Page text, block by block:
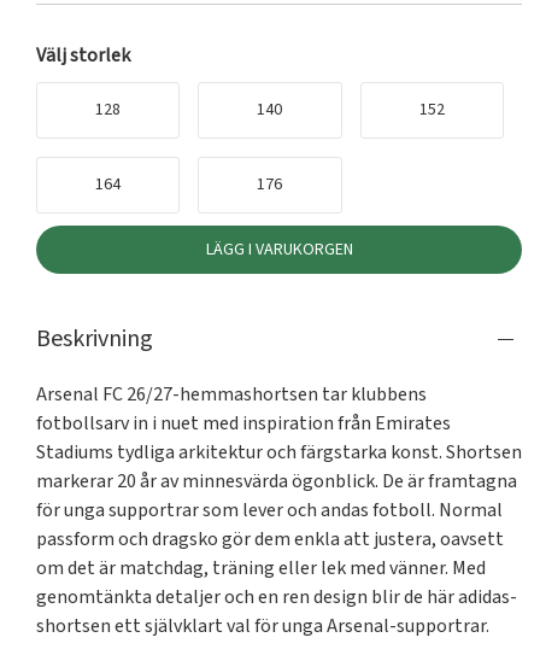
Välj storlek
128 140 152
164 176
LÄGG I VARUKORGEN
Beskrivning
Arsenal FC 26/27-hemmashortsen tar klubbens
fotbollsarv in i nuet med inspiration från Emirates
Stadiums tydliga arkitektur och färgstarka konst. Shortsen
markerar 20 år av minnesvärda ögonblick. De är framtagna
för unga supportrar som lever och andas fotboll. Normal
passform och dragsko gör dem enkla att justera, oavsett
om det är matchdag, träning eller lek med vänner. Med
genomtänkta detaljer och en ren design blir de här adidas-
shortsen ett självklart val för unga Arsenal-supportrar.